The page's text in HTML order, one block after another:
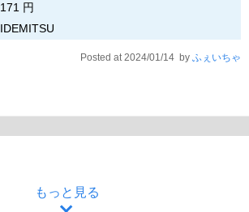
171 円
IDEMITSU
Posted at 2024/01/14 by ふぇいちゃ
もっと見る